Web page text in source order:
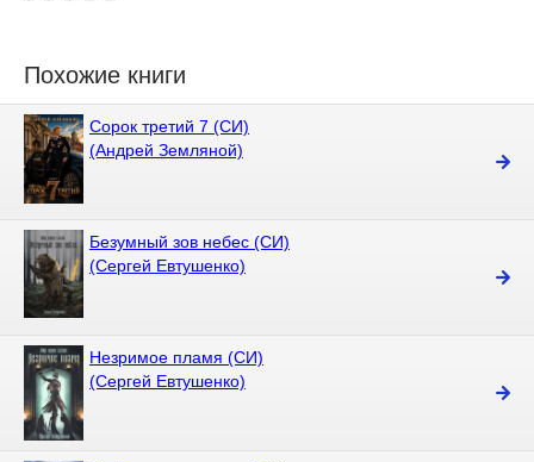
Похожие книги
Сорок третий 7 (СИ)
(Андрей Земляной)
Безумный зов небес (СИ)
(Сергей Евтушенко)
Незримое пламя (СИ)
(Сергей Евтушенко)